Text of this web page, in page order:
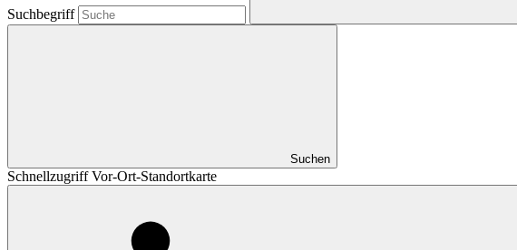
Suchbegriff
Suchen
Schnellzugriff Vor-Ort-Standortkarte